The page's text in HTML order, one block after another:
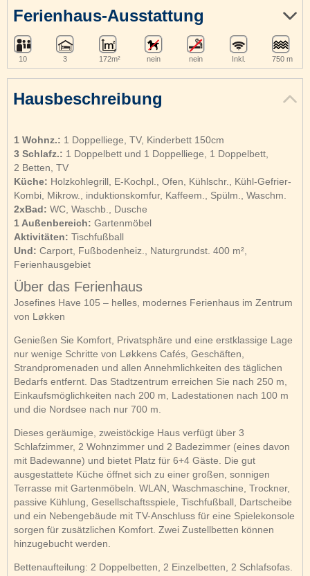
Hausbeschreibung
1 Wohnz.: 1 Doppelliege, TV, Kinderbett 150cm
3 Schlafz.: 1 Doppelbett und 1 Doppelliege, 1 Doppelbett,
2 Betten, TV
Küche: Holzkohlegrill, E-Kochpl., Ofen, Kühlschr., Kühl-Gefrier-
Kombi, Mikrow., induktionskomfur, Kaffeem., Spülm., Waschm.
2xBad: WC, Waschb., Dusche
1 Außenbereich: Gartenmöbel
Aktivitäten: Tischfußball
Und: Carport, Fußbodenheiz., Naturgrundst. 400 m²,
Ferienhausgebiet
Über das Ferienhaus
Josefines Have 105 – helles, modernes Ferienhaus im Zentrum
von Løkken
Genießen Sie Komfort, Privatsphäre und eine erstklassige Lage
nur wenige Schritte von Løkkens Cafés, Geschäften,
Strandpromenaden und allen Annehmlichkeiten des täglichen
Bedarfs entfernt. Das Stadtzentrum erreichen Sie nach 250 m,
Einkaufsmöglichkeiten nach 200 m, Ladestationen nach 100 m
und die Nordsee nach nur 700 m.
Dieses geräumige, zweistöckige Haus verfügt über 3
Schlafzimmer, 2 Wohnzimmer und 2 Badezimmer (eines davon
mit Badewanne) und bietet Platz für 6+4 Gäste. Die gut
ausgestattete Küche öffnet sich zu einer großen, sonnigen
Terrasse mit Gartenmöbeln. WLAN, Waschmaschine, Trockner,
passive Kühlung, Gesellschaftsspiele, Tischfußball, Dartscheibe
und ein Nebengebäude mit TV-Anschluss für eine Spielekonsole
sorgen für zusätzlichen Komfort. Zwei Zustellbetten können
hinzugebucht werden.
Bettenaufteilung: 2 Doppelbetten, 2 Einzelbetten, 2 Schlafsofas.
Ferienhaus-Ausstattung
10 3 172m² nein nein Inkl. 750 m